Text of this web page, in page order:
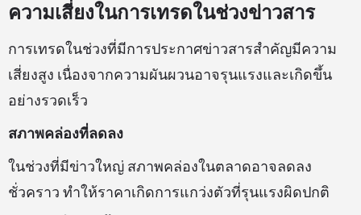
ความเสี่ยงในการเทรดในช่วงข่าวสาร
การเทรดในช่วงที่มีการประกาศข่าวสารสำคัญมีความ
เสี่ยงสูง เนื่องจากความผันผวนอาจรุนแรงและเกิดขึ้น
อย่างรวดเร็ว
สภาพคล่องที่ลดลง
ในช่วงที่มีข่าวใหญ่ สภาพคล่องในตลาดอาจลดลง
ชั่วคราว ทำให้ราคาเกิดการแกว่งตัวที่รุนแรงผิดปกติ